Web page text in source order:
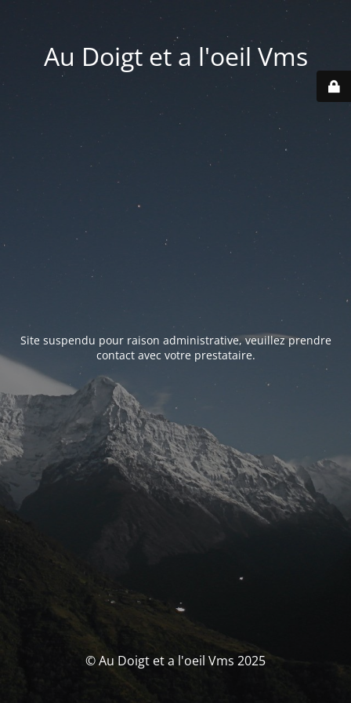
Au Doigt et a l'oeil Vms
Site suspendu pour raison administrative, veuillez prendre
contact avec votre prestataire.
© Au Doigt et a l'oeil Vms 2025